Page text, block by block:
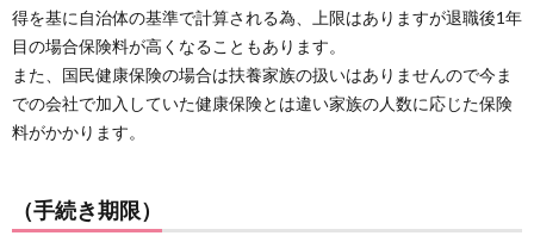
得を基に自治体の基準で計算される為、上限はありますが退職後1年
目の場合保険料が高くなることもあります。
また、国民健康保険の場合は扶養家族の扱いはありませんので今ま
での会社で加入していた健康保険とは違い家族の人数に応じた保険
料がかかります。
（手続き期限）